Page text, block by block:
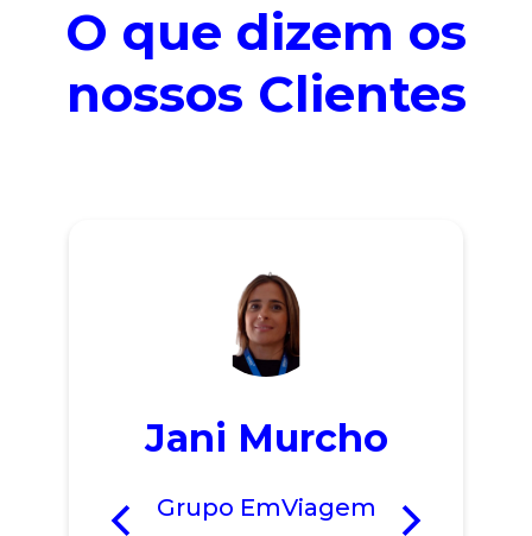
O que dizem os
nossos Clientes
Jani Murcho
Grupo EmViagem